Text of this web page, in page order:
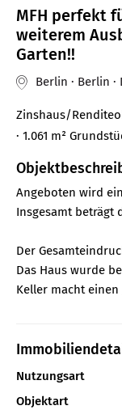
MFH perfekt
weiterem
Garten!!
Berlin · Berlin ·
Zinshaus/
· 1.061 m²
Angeboten wird
Insgesamt beträgt
Der
Das Haus wurde
Keller macht einen
Nutzungsart
Objektart